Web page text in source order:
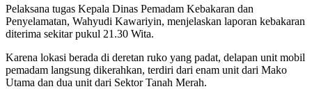
Pelaksana tugas Kepala Dinas Pemadam Kebakaran dan
Penyelamatan, Wahyudi Kawariyin, menjelaskan laporan kebakaran
diterima sekitar pukul 21.30 Wita.
Karena lokasi berada di deretan ruko yang padat, delapan unit mobil
pemadam langsung dikerahkan, terdiri dari enam unit dari Mako
Utama dan dua unit dari Sektor Tanah Merah.